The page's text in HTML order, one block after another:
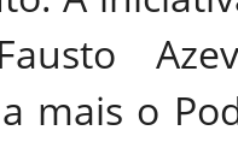
mais o